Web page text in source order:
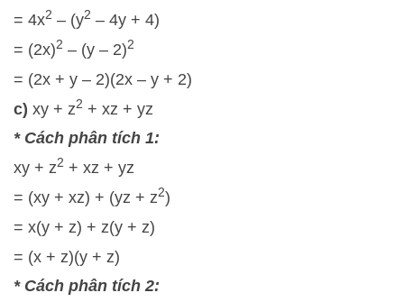
= 4x2 – (y2 – 4y + 4)
= (2x)2 – (y – 2)2
= (2x + y – 2)(2x – y + 2)
c) xy + z2 + xz + yz
* Cách phân tích 1:
xy + z2 + xz + yz
= (xy + xz) + (yz + z2)
= x(y + z) + z(y + z)
= (x + z)(y + z)
* Cách phân tích 2: